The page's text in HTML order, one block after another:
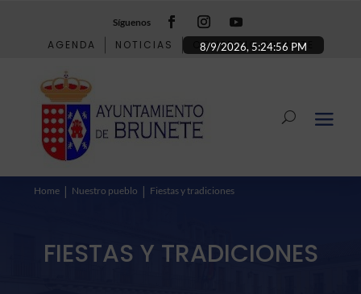
Síguenos
AGENDA NOTICIAS COMERCIO BRUNETE
Home Nuestro pueblo Fiestas y tradiciones
FIESTAS Y TRADICIONES
8/9/2026, 5:24:57 PM